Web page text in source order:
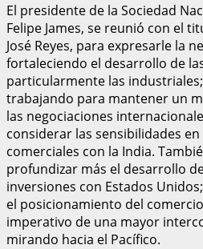
El presidente de la Sociedad
Felipe James, se reunió con el
José Reyes, para expresarle la
fortaleciendo el desarrollo de
particularmente las
trabajando para mantener un
las negociaciones
considerar las sensibilidades
comerciales con la India.
profundizar más el desarrollo
inversiones con Estados
el posicionamiento del
imperativo de una mayor
mirando hacia el Pacífico.